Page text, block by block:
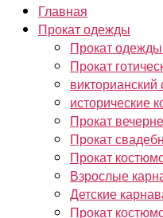
Главная
Прокат одежды
Прокат
Прокат
викторианский
исторические
Прокат
Прокат
Прокат
Взрослые
Детские
Прокат